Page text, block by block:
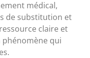
médical,
de substitution et
claire et
qui